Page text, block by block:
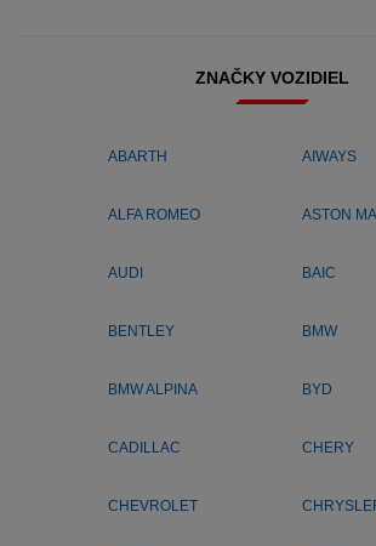
ZNAČKY VOZIDIEL
ABARTH AIWAYS
ALFA ROMEO ASTON
AUDI BAIC
BENTLEY BMW
BMW ALPINA BYD
CADILLAC CHERY
CHEVROLET